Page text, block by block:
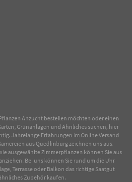
Anzucht bestellen möchten oder einen
Grünanlagen und Ähnliches suchen, hier
Jahrelange Erfahrungen im OnlineVersand
aus Quedlinburg zeichnen uns aus.
ausgewählteZimmerpflanzen können Sie aus
Bei uns können Sie rund um die Uhr
Terrasse oder Balkon das richtige Saatgut
Zubehör kaufen.